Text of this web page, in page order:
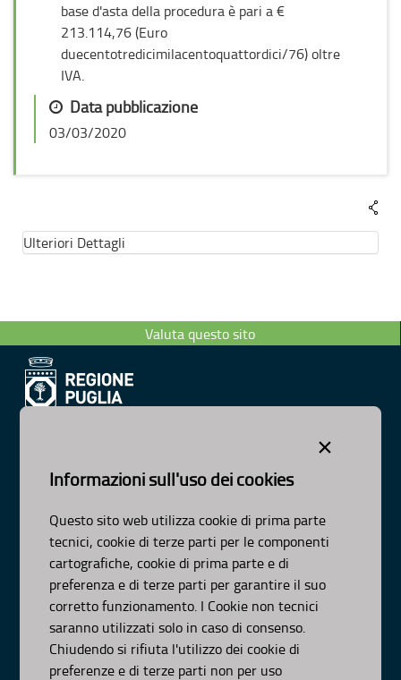
×
Informazioni sull'uso dei cookies
Questo sito web utilizza cookie di prima parte
tecnici, cookie di terze parti per le componenti
cartografiche, cookie di prima parte e di
preferenza e di terze parti per garantire il suo
corretto funzionamento. I Cookie non tecnici
saranno utilizzati solo in caso di consenso.
Chiudendo si rifiuta l'utilizzo dei cookie di
preferenze e di terze parti non per uso
base d'asta della procedura è pari a €
213.114,76 (Euro
duecentotredicimilacentoquattordici/76) oltre
IVA.
Data pubblicazione
03/03/2020
Ulteriori Dettagli
Valuta questo sito
© Regione Puglia
XI-Az-11.1
Organizzazione
Pianificazione
Programmazione
APPROFONDIMENTI